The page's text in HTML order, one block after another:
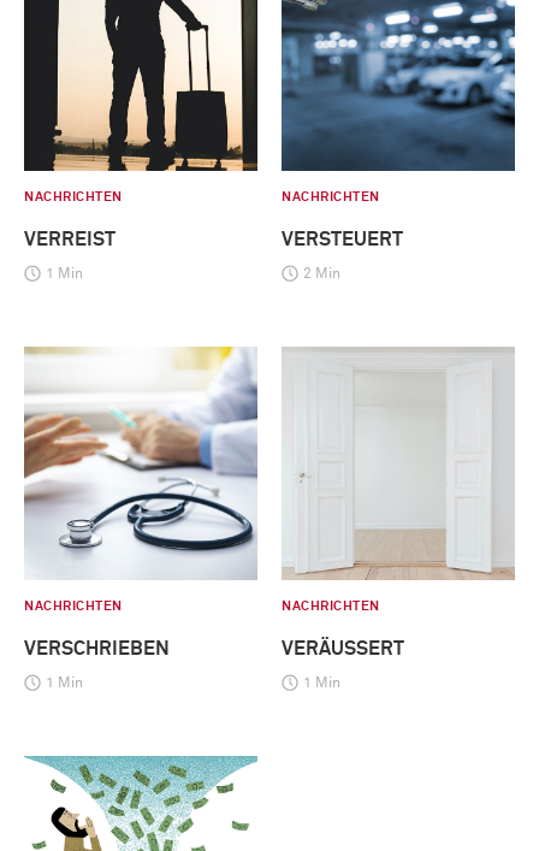
NACHRICHTEN
VERREIST
1 Min
NACHRICHTEN
VERSTEUERT
2 Min
NACHRICHTEN
VERSCHRIEBEN
1 Min
NACHRICHTEN
VERÄUSSERT
1 Min